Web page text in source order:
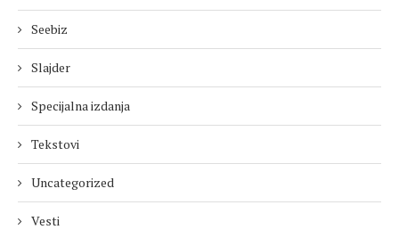
Seebiz
Slajder
Specijalna izdanja
Tekstovi
Uncategorized
Vesti